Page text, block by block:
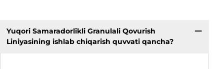
Yuqori Samaradorlikli Granulali Qovurish
Liniyasining ishlab chiqarish quvvati qancha?